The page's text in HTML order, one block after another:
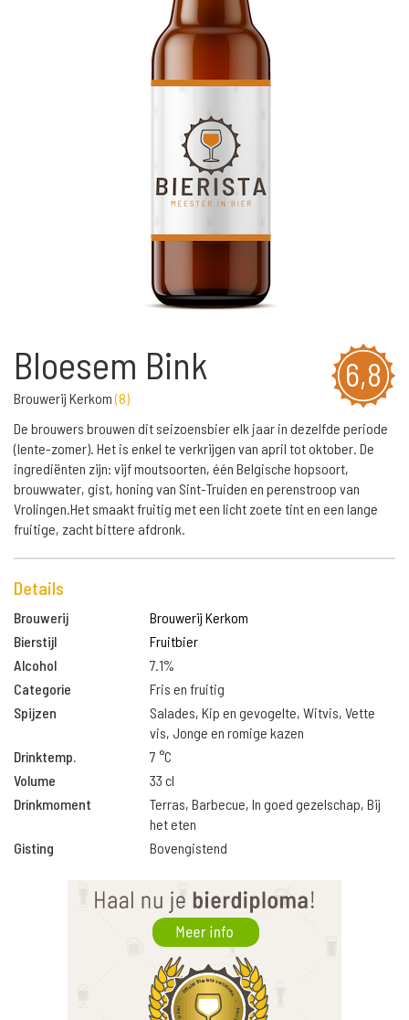
6,8
Bloesem Bink
Brouwerij Kerkom(8)
De brouwers brouwen dit seizoensbier elk jaar in dezelfde periode
(lente-zomer). Het is enkel te verkrijgen van april tot oktober. De
ingrediënten zijn: vijf moutsoorten, één Belgische hopsoort,
brouwwater, gist, honing van Sint-Truiden en perenstroop van
Vrolingen.Het smaakt fruitig met een licht zoete tint en een lange
fruitige, zacht bittere afdronk.
Details
Brouwerij
Brouwerij Kerkom
Bierstijl
Fruitbier
Alcohol
7.1%
Categorie
Fris en fruitig
Spijzen
Salades, Kip en gevogelte, Witvis, Vette
vis, Jonge en romige kazen
Drinktemp.
7 °C
Volume
33 cl
Drinkmoment
Terras, Barbecue, In goed gezelschap, Bij
het eten
Gisting
Bovengistend